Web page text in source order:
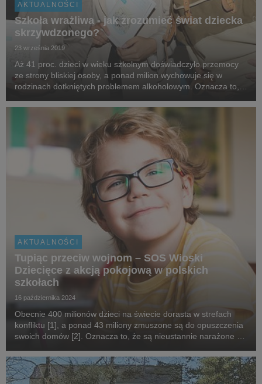
AKTUALNOŚCI
Szkoła wrażliwa - jak zrozumieć świat dziecka
skrzywdzonego?
23 września 2019
Aż 41 proc. dzieci w wieku szkolnym doświadczyło przemocy
ze strony bliskiej osoby, a ponad milion wychowuje się w
rodzinach dotkniętych problemem alkoholowym. Oznacza to,
AKTUALNOŚCI
Tupiąc przeciw wojnom – SOS Wioski
Dziecięce z akcją pokojową w polskich
szkołach
16 października 2024
Obecnie 400 milionów dzieci na świecie dorasta w strefach
konfliktu [1], a ponad 43 miliony zmuszone są do opuszczenia
swoich domów [2]. Oznacza to, że są nieustannie narażone na
jako organizacja, która już od 40...